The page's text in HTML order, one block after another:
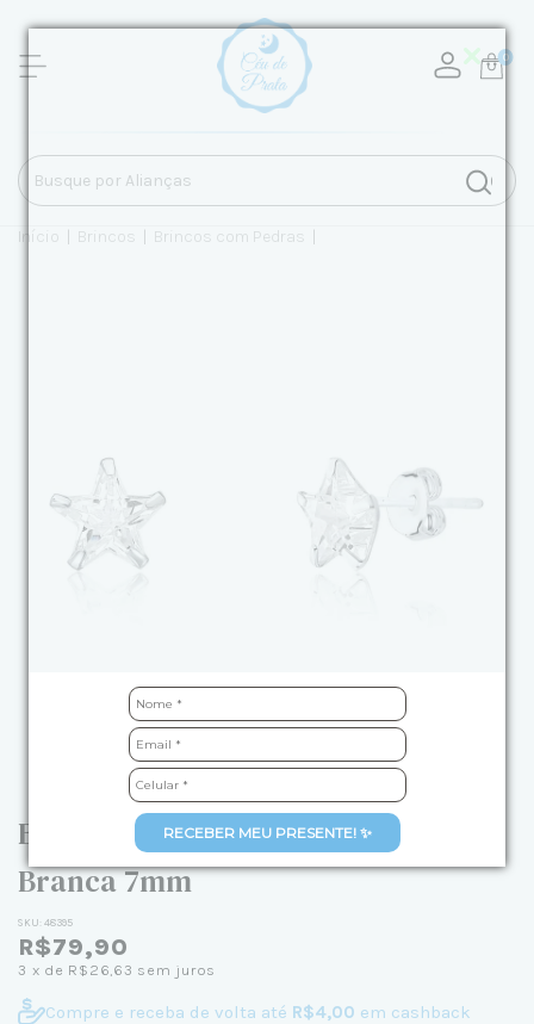
RECEBER MEU PRESENTE! ✨
0
Início Brincos Brincos com Pedras
Brinco de Prata Estrela Zircônia
Branca 7mm
SKU: 48395
R$79,90
3 x de R$26,63 sem juros
Compre e receba de volta até R$4,00 em cashback